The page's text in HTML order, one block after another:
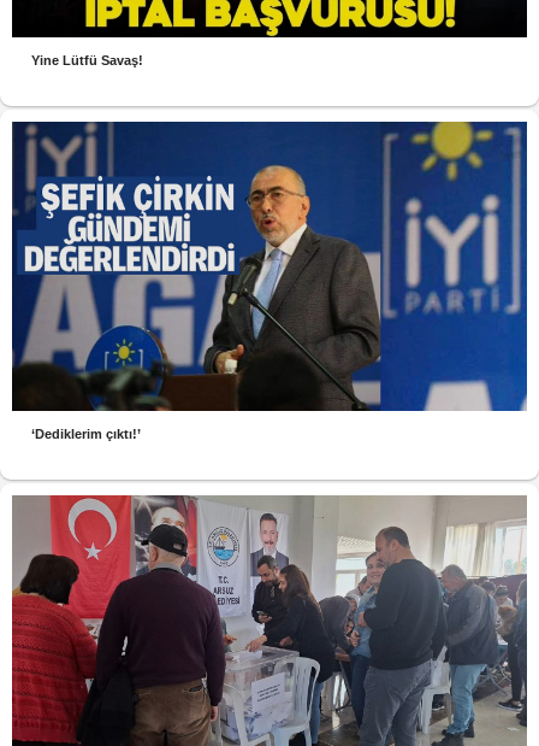
Yine Lütfü Savaş!
‘Dediklerim çıktı!’